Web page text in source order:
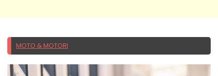
MOTO & MOTORI